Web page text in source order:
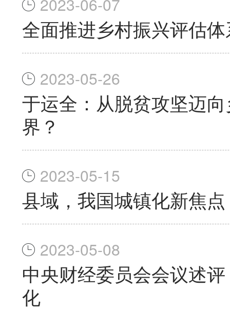
全面推进乡村振兴评估
2023-05-26
于运全：从脱贫攻坚迈
界？
2023-05-15
县域，我国城镇化新焦点
2023-05-08
中央财经委员会会议述
化